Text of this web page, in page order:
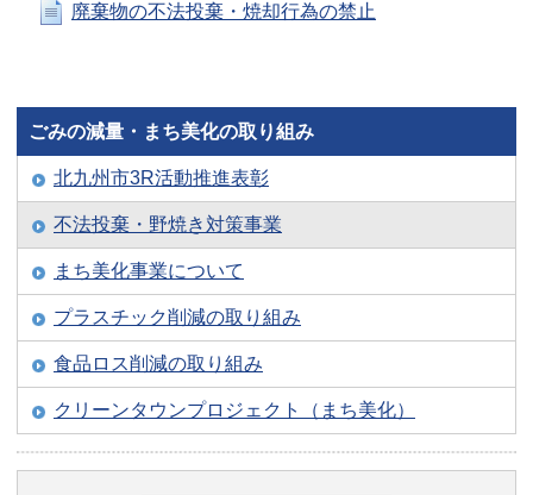
廃棄物の不法投棄・焼却行為の禁止
ごみの減量・まち美化の取り組み
北九州市3R活動推進表彰
不法投棄・野焼き対策事業
まち美化事業について
プラスチック削減の取り組み
食品ロス削減の取り組み
クリーンタウンプロジェクト（まち美化）